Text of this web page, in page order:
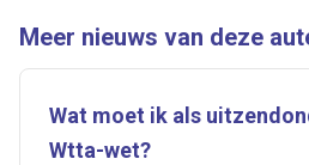
Meer nieuws van deze
Wat moet ik als
Wtta-wet?